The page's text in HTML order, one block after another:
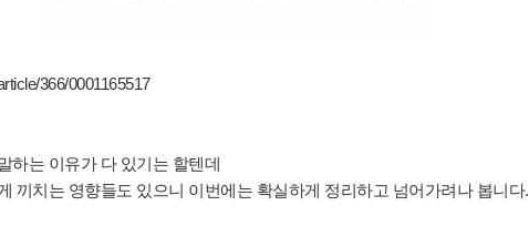
366/0001165517
하는 이유가 다 있기는 할텐데
끼치는 영향들도 있으니 이번에는 확실하게 정리하고 넘어가려나 봅니다.